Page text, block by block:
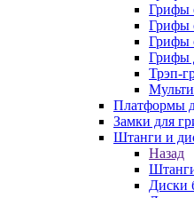
Грифы
Грифы
Грифы
Грифы
Трэп-
Платформы
Замки для
Штанги и
Назад
Диски